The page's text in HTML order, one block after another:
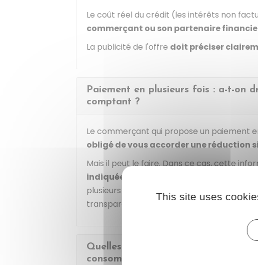
Le coût réel du crédit (les intérêts non
commerçant ou son partenaire
La publicité de l'offre doit préciser
Paiement en plusieurs fois : a-t-on
comptant ?
Le commerçant qui propose un paiement
obligé de vous accorder une réduction
Mais il peut le faire. Dans ce cas, cette
indiquée
plusieurs fois sans frais, pour que vous
transparence.
Quelles procédures la banque qui
consommation doit-elle respecter ?
This site uses